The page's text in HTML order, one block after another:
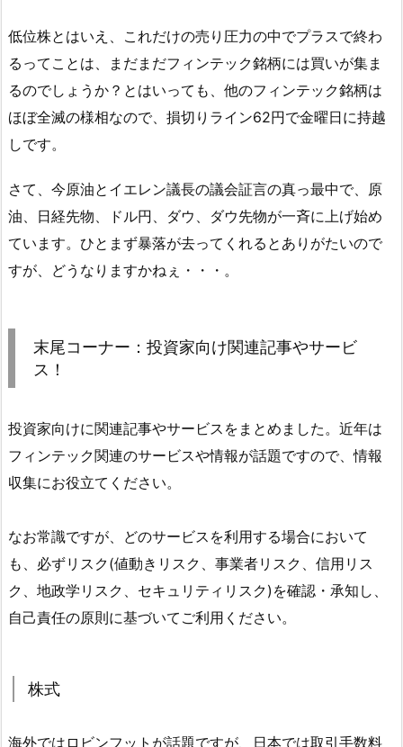
低位株とはいえ、これだけの売り圧力の中でプラスで終わ
るってことは、まだまだフィンテック銘柄には買いが集ま
るのでしょうか？とはいっても、他のフィンテック銘柄は
ほぼ全滅の様相なので、損切りライン62円で金曜日に持越
しです。
さて、今原油とイエレン議長の議会証言の真っ最中で、原
油、日経先物、ドル円、ダウ、ダウ先物が一斉に上げ始め
ています。ひとまず暴落が去ってくれるとありがたいので
すが、どうなりますかねぇ・・・。
末尾コーナー：投資家向け関連記事やサービ
ス！
投資家向けに関連記事やサービスをまとめました。近年は
フィンテック関連のサービスや情報が話題ですので、情報
収集にお役立てください。
なお常識ですが、どのサービスを利用する場合において
も、必ずリスク(値動きリスク、事業者リスク、信用リス
ク、地政学リスク、セキュリティリスク)を確認・承知し、
自己責任の原則に基づいてご利用ください。
株式
海外ではロビンフットが話題ですが、日本では取引手数料